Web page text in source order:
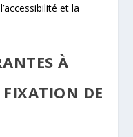
et la
À
FIXATION DE